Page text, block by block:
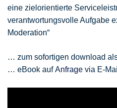
eine zielorientierte
verantwortungsvolle Aufgabe
Moderation“
… zum sofortigen download
… eBook aufAnfrage via E-